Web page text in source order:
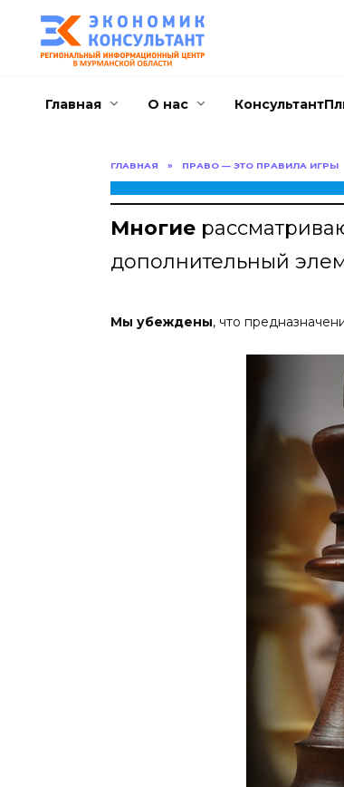
содержанию
Главная О нас
ГЛАВНАЯ » ПРАВО — ЭТО ПРАВИЛА ИГРЫ
Многие
дополнительный
Мы убеждены, что